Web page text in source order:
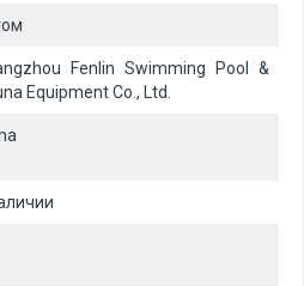
Fenlin Swimming Pool &
Equipment Co., Ltd.